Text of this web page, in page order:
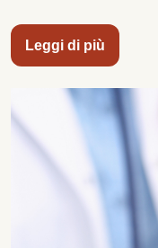
Leggi di più